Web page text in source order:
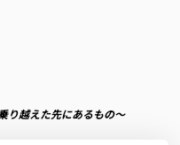
り越えた先にあるもの〜